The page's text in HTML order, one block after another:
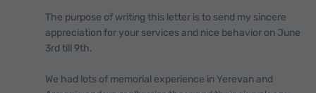
The purpose of writing this letter is to send my sincere
appreciation for your services and nice behavior on June
3rd till 9th.
We had lots of memorial experience in Yerevan and